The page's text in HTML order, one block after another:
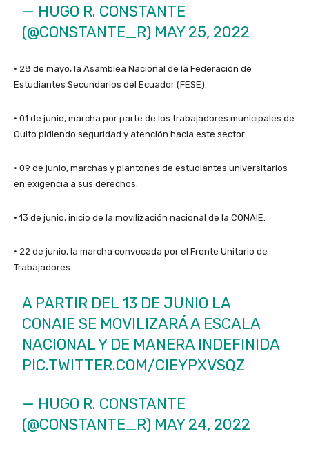
— HUGO R. CONSTANTE
(@CONSTANTE_R) MAY 25, 2022
• 28 de mayo, la Asamblea Nacional de la Federación de
Estudiantes Secundarios del Ecuador (FESE).
• 01 de junio, marcha por parte de los trabajadores municipales de
Quito pidiendo seguridad y atención hacia este sector.
• 09 de junio, marchas y plantones de estudiantes universitarios
en exigencia a sus derechos.
• 13 de junio, inicio de la movilización nacional de la CONAIE.
• 22 de junio, la marcha convocada por el Frente Unitario de
Trabajadores.
A PARTIR DEL 13 DE JUNIO LA
CONAIE SE MOVILIZARÁ A ESCALA
NACIONAL Y DE MANERA INDEFINIDA
PIC.TWITTER.COM/CIEYPXVSQZ
— HUGO R. CONSTANTE
(@CONSTANTE_R) MAY 24, 2022